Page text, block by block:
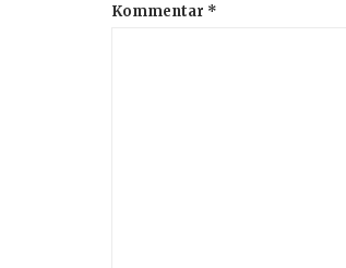
Kommentar *